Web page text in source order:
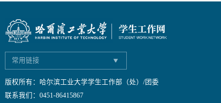
常用链接
版权所有：哈尔滨工业大学学生工作部（处）/团委
联系我们：0451-86415867